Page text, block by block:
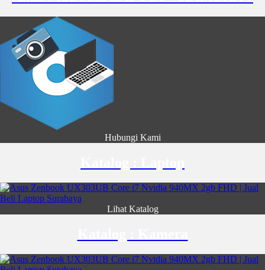
Hubungi Kami
Lihat Katalog